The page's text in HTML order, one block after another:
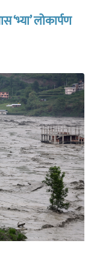
‘भ्या’ लोकार्पण